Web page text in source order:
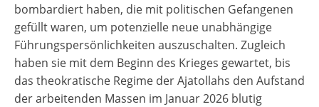
bombardiert haben, die mit politischen Gefangenen
gefüllt waren, um potenzielle neue unabhängige
Führungspersönlichkeiten auszuschalten. Zugleich
haben sie mit dem Beginn des Krieges gewartet, bis
das theokratische Regime der Ajatollahs den Aufstand
der arbeitenden Massen im Januar 2026 blutig